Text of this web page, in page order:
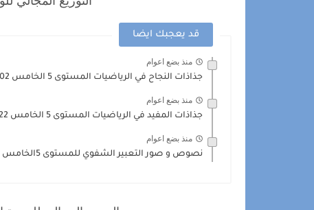
قد يعجبك ايضا
منذ بضع اعوام
جذاذات النجاح في الرياضيات المستوى 5 الخامس 202
منذ بضع اعوام
جذاذات المفيد في الرياضيات المستوى 5 الخامس 2022 - الوحدة...
منذ بضع اعوام
نصوص و صور التعبير الشفوي للمستوى 5الخامس 2021 dialogues 5AEP...